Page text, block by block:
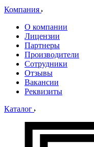
Компания
О компании
Лицензии
Партнеры
Производители
Сотрудники
Отзывы
Вакансии
Реквизиты
Каталог